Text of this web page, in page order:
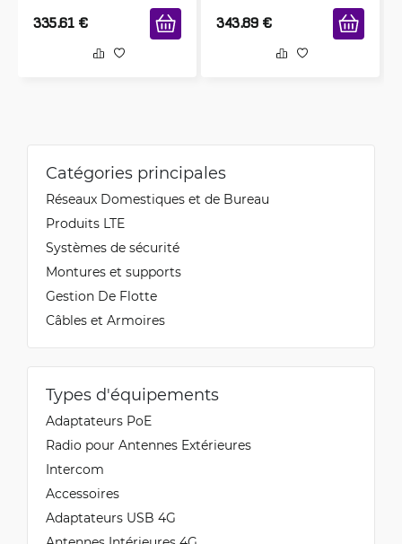
335.61 € 343.89 €
Catégories principales
Réseaux Domestiques et de Bureau
Produits LTE
Systèmes de sécurité
Montures et supports
Gestion De Flotte
Câbles et Armoires
Types d'équipements
Adaptateurs PoE
Radio pour Antennes Extérieures
Intercom
Accessoires
Adaptateurs USB 4G